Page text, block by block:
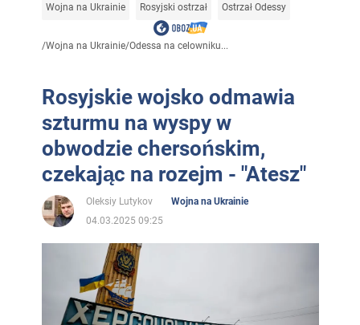
Wojna na Ukrainie Rosyjski ostrzał Ostrzał Odessy
/Wojna na Ukrainie/Odessa na celowniku...
Rosyjskie wojsko odmawia
szturmu na wyspy w
obwodzie chersońskim,
czekając na rozejm - "Atesz"
Oleksiy Lutykov
Wojna na Ukrainie
04.03.2025 09:25